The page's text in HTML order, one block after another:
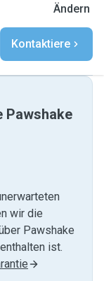
Ändern
Kontaktiere
Pawshake
wir die
Pawshake
ist.